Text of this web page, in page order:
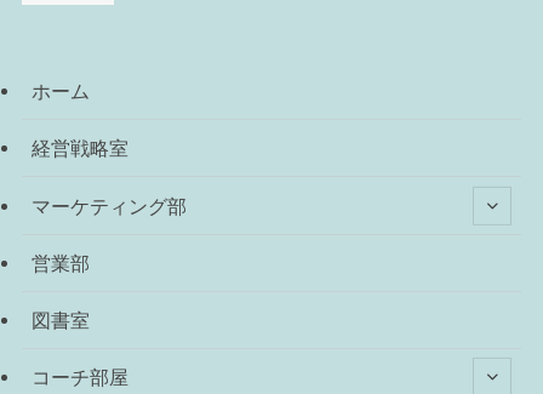
ホーム
経営戦略室
マーケティング部
営業部
図書室
コーチ部屋